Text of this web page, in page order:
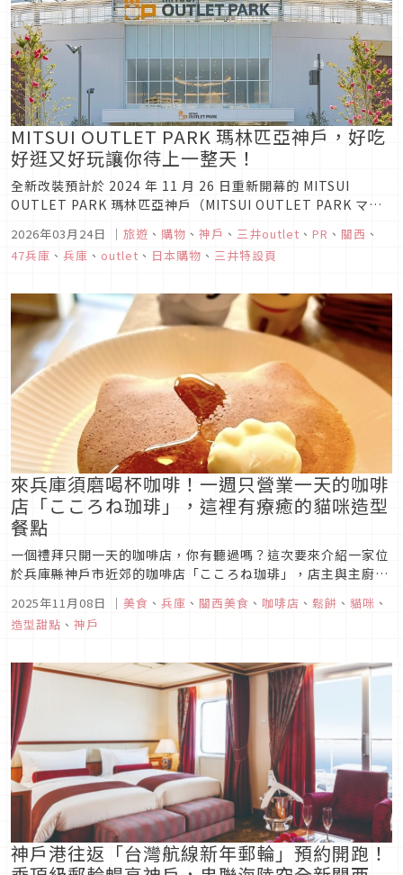
MITSUI OUTLET PARK 瑪林匹亞神戶，好吃
好逛又好玩讓你待上一整天！
全新改裝預計於 2024 年 11 月 26 日重新開幕的 MITSUI
OUTLET PARK 瑪林匹亞神戶（MITSUI OUTLET PARK マリ
下雨也不怕的寬廣室內購物區，天氣好時也可以到戶外能直接眺
望明石海峽大橋的潟湖區游湖或划...
2026年03月24日 ｜ 旅遊 、 購物 、 神戶 、 三井outlet 、 PR 、 關西 、
47兵庫 、 兵庫 、 outlet 、 日本購物 、 三井特設頁
來兵庫須磨喝杯咖啡！一週只營業一天的咖啡
店「こころね珈琲」，這裡有療癒的貓咪造型
餐點
一個禮拜只開一天的咖啡店，你有聽過嗎？這次要來介紹一家位
於兵庫縣神戶市近郊的咖啡店「こころね珈琲」，店主與主廚是
型有關的餐點呢！這家店為什麼只營業一天？又有哪些造型餐
點？就讓我們一起來探索這家有趣的咖啡店吧！
2025年11月08日 ｜ 美食 、 兵庫 、 關西美食 、 咖啡店 、 鬆餅 、 貓咪 、
造型甜點 、 神戶
神戶港往返「台灣航線新年郵輪」預約開跑！